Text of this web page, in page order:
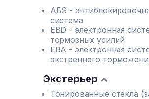
ABS -
система
EBD - электронная
тормозных усилий
EBA - электронная
экстренного
Экстерьер
Тонированные стекла